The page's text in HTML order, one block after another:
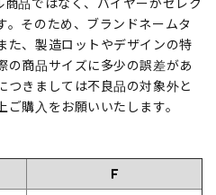
品ではなく、バイヤーがセレク
。そのため、ブランドネームタ
た、製造ロットやデザインの特
の商品サイズに多少の誤差があ
つきましては不良品の対象外と
購入をお願いいたします。
Ｆ